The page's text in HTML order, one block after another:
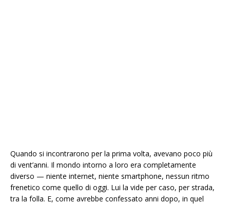
Quando si incontrarono per la prima volta, avevano poco più
di vent’anni. Il mondo intorno a loro era completamente
diverso — niente internet, niente smartphone, nessun ritmo
frenetico come quello di oggi. Lui la vide per caso, per strada,
tra la folla. E, come avrebbe confessato anni dopo, in quel